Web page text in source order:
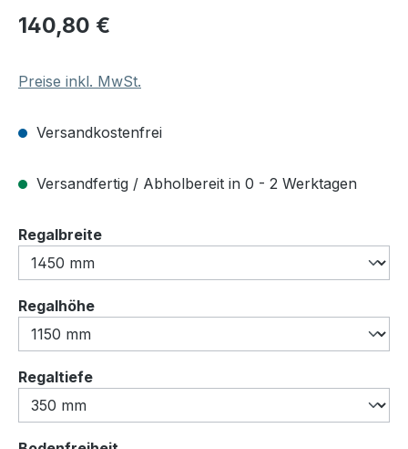
Regulärer Preis:
140,80 €
Preise inkl. MwSt.
Versandkostenfrei
Versandfertig / Abholbereit in 0 - 2 Werktagen
Regalbreiteauswählen
Regalhöheauswählen
Regaltiefeauswählen